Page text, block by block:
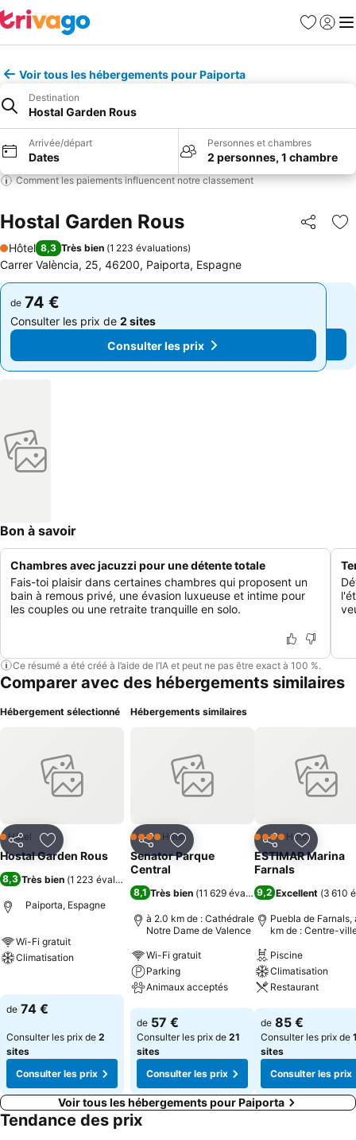
Favoris
Se
Voir tous les hébergements pour Paiporta
Destination
Hostal Garden Rous
Arrivée/départ
Dates
Personnes et chambres
2 personnes, 1 chambre
Comment les paiements influencent notre classement
Hostal Garden Rous Partager
1 Étoiles
Hôtel 8,3 Très bien (1 223 évaluations)
Carrer València, 25, 46200, Paiporta, Espagne
de 74 €
Consulter les prix de 2 sites
Consulter les prix
de 74 €
Consulter les prix de 2 sites
Consulter les prix
Bon à savoir
Chambres avec jacuzzi pour une détente totale
Fais-toi plaisir dans certaines chambres qui proposent un
bain à remous privé, une évasion luxueuse et intime pour
les couples ou une retraite tranquille en solo.
Ce résumé a été créé à l’aide de l’IA et peut ne pas être exact à 100 %.
Comparer avec des hébergements similaires
Hébergement sélectionné
PartagerAjouter à mes favoris
1 Étoiles
Hôtel
Hostal Garden Rous
8,3 Très bien (1 223 évaluations
Paiporta, Espagne
Wi-Fi gratuit
Climatisation
de 74 €
Consulter les prix de 2
sites
Consulter les prix
Hébergements similaires
PartagerAjouter à mes favoris
4 ÉtoilesHôtel
Senator Parque
Central
8,1 Très bien (11 629 évaluations)
à 2.0 km de : Cathédrale
Notre Dame de Valence
Wi-Fi gratuit
Parking
Animaux acceptés
Consulter les prix
de 57 €
Consulter les prix de 21
sites
Consulter les prix
PartagerAjouter
4 ÉtoilesHôtel
ESTIMAR Marina
Farnals
9,2 Excellent (3 610
Puebla de Farnals,
km de : Centre-
Piscine
Climatisation
Restaurant
Consulter les
de 85 €
Consulter les prix de
sites
Consulter les prix
Voir tous les hébergements pour Paiporta
Tendance des prix